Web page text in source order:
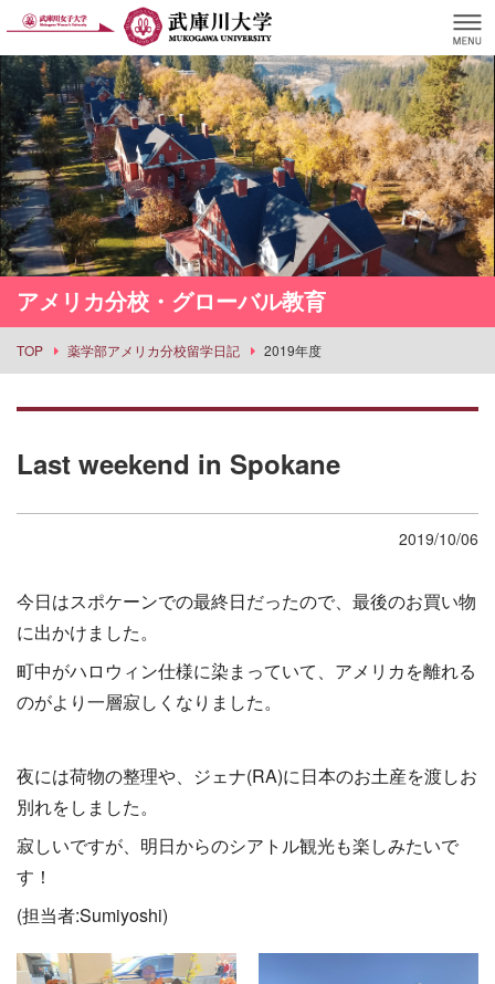
アメリカ分校・グローバル教育
TOP 薬学部アメリカ分校留学日記 2019年度
Last weekend in Spokane
2019/10/06
今日はスポケーンでの最終日だったので、最後のお買い物
に出かけました。
町中がハロウィン仕様に染まっていて、アメリカを離れる
のがより一層寂しくなりました。
夜には荷物の整理や、ジェナ(RA)に日本のお土産を渡しお
別れをしました。
寂しいですが、明日からのシアトル観光も楽しみたいで
す！
(担当者:Sumiyoshi)